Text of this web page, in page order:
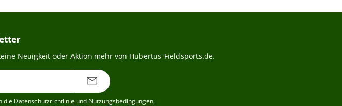
Neuigkeit oder Aktion mehr von Hubertus-Fieldsports.de.
die Datenschutzrichtlinie und Nutzungsbedingungen.